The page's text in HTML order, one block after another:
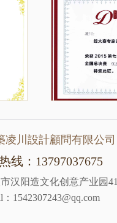
凌川設計顧問有限公司
线：13797037675
汉阳造文化创意产业园
：1542307243@qq.com